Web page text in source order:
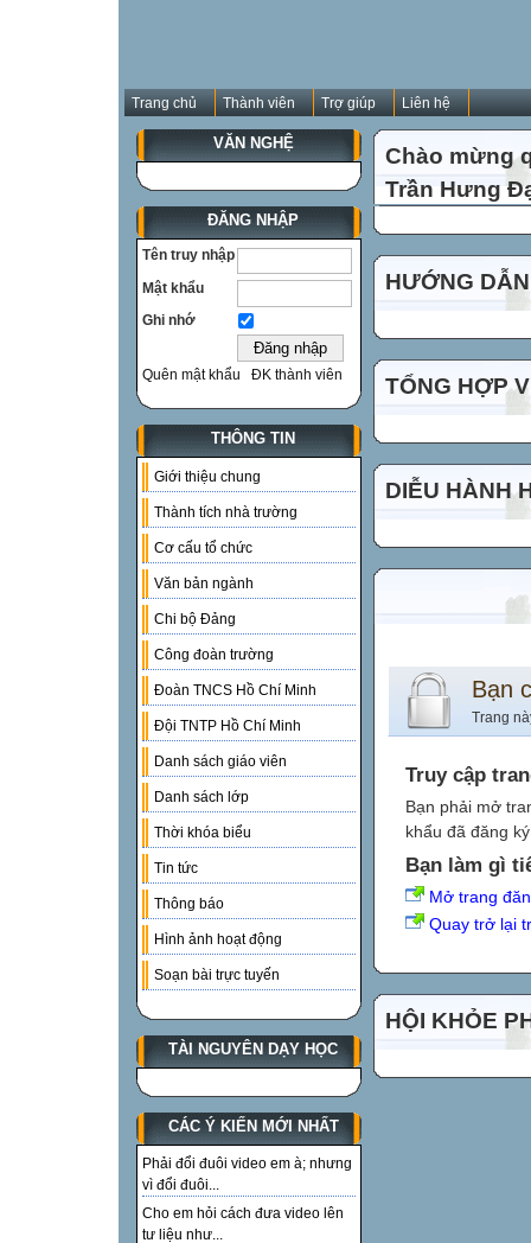
Trang chủ Thành viên Trợ giúp Liên hệ
VĂN NGHỆ
ĐĂNG NHẬP
Tên truy nhập
Mật khẩu
Ghi nhớ
Quên mật khẩu ĐK thành viên
THÔNG TIN
Giới thiệu chung
Thành tích nhà trường
Cơ cấu tổ chức
Văn bản ngành
Chi bộ Đảng
Công đoàn trường
Đoàn TNCS Hồ Chí Minh
Đội TNTP Hồ Chí Minh
Danh sách giáo viên
Danh sách lớp
Thời khóa biểu
Tin tức
Thông báo
Hình ảnh hoạt động
Soạn bài trực tuyến
TÀI NGUYÊN DẠY HỌC
CÁC Ý KIẾN MỚI NHẤT
Phải đổi đuôi video em à; nhưng
vì đổi đuôi...
Cho em hỏi cách đưa video lên
tư liệu như...
Chào mừng
Trần Hưng
HƯỚNG
TỔNG HỢP
DIỄU HÀNH
Bạn
Trang
Truy cập
Bạn phải mở
khẩu đã đăng
Bạn làm gì
Mở trang
Quay trở lại
HỘI KHỎE